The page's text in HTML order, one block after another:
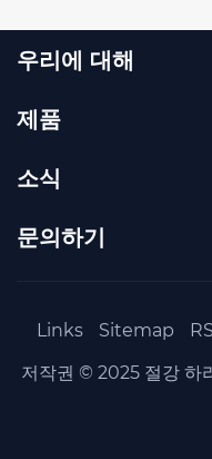
우리에 대해
제품
소식
문의하기
Links Sitemap
저작권 © 2025 절강 하